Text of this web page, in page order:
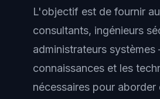
L'objectif est de fournir
consultants, ingénieurs
administrateurs
connaissances et les
nécessaires pour aborder